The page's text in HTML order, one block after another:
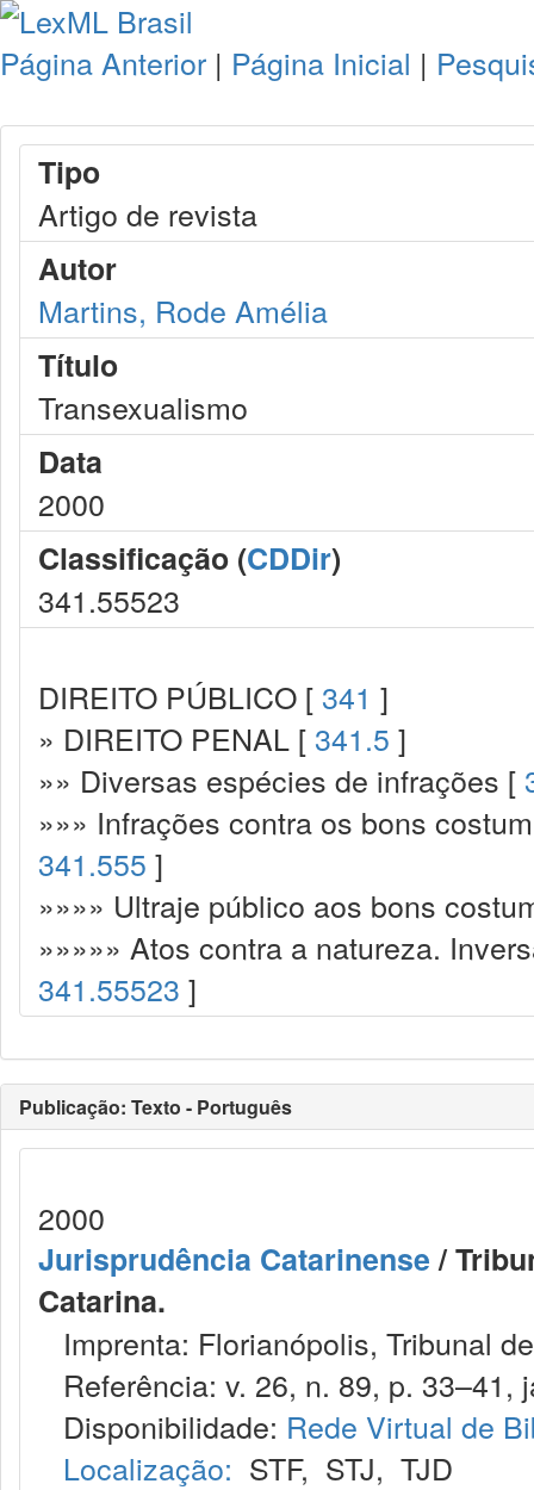
Página Anterior | Página Inicial |
Tipo
Artigo de revista
Autor
Martins, Rode Amélia
Título
Transexualismo
Data
2000
Classificação (CDDir)
341.55523
DIREITO PÚBLICO [ 341 ]
» DIREITO PENAL [ 341.5 ]
»» Diversas espécies de infrações [
»»» Infrações contra os bons
341.555 ]
»»»» Ultraje público aos bons
»»»»» Atos contra a natureza.
341.55523 ]
Publicação: Texto - Português
2000
Jurisprudência Catarinense/
Catarina.
Imprenta: Florianópolis, Tribunal
Referência: v. 26, n. 89, p. 33–41,
Disponibilidade: Rede Virtual de
Localização: STF, STJ, TJD